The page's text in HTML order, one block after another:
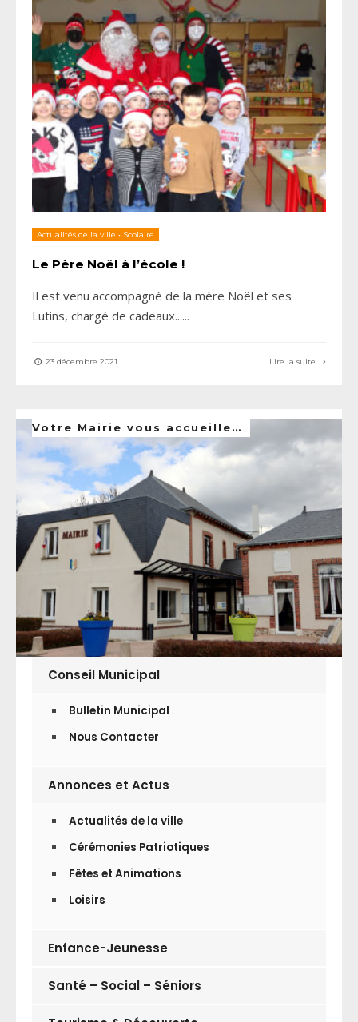
Actualités de la ville • Scolaire
Le Père Noël à l’école !
Il est venu accompagné de la mère Noël et ses
Lutins, chargé de cadeaux......
23 décembre 2021 Lire la suite...
Votre Mairie vous accueille…
Conseil Municipal
Bulletin Municipal
Nous Contacter
Annonces et Actus
Actualités de la ville
Cérémonies Patriotiques
Fêtes et Animations
Loisirs
Enfance-Jeunesse
Santé – Social – Séniors